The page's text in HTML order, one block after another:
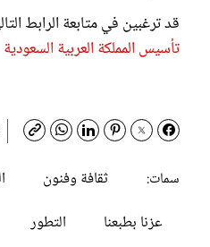
قد ترغبين في متابعة الرابط
تأسيس المملكة العربية السعودية
سمات:
ثقافة وفنون
عزنا بطبعنا
التطور